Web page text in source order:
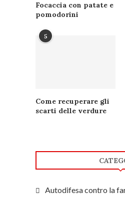
Focaccia con patate e
pomodorini
5
Come recuperare gli
scarti delle verdure
Autodifesa contro la